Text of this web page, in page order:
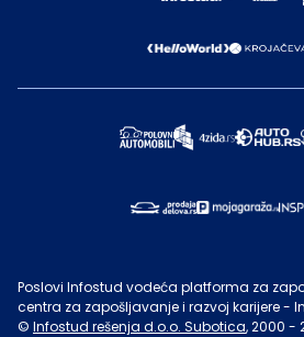
Poslovi Infostud vodeća platforma za
centra za zapošljavanje i razvoj karijere -
© Infostud rešenja d.o.o. Subotica, 2000 -